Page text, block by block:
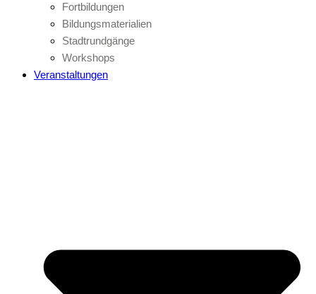
Fortbildungen
Bildungsmaterialien
Stadtrundgänge
Workshops
Veranstaltungen